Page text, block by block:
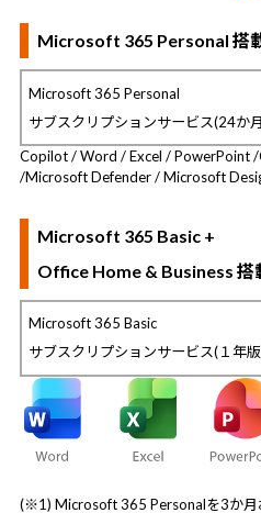
Microsoft 365 Personal 搭
Microsoft 365 Personal
サブスクリプションサービス(24か
Copilot / Word / Excel / PowerPoint /
/Microsoft Defender / Microsoft
Microsoft 365 Basic +
Office Home & Business 搭
Microsoft 365 Basic
サブスクリプションサービス(１年
(※1) Microsoft 365 Personalを3か月